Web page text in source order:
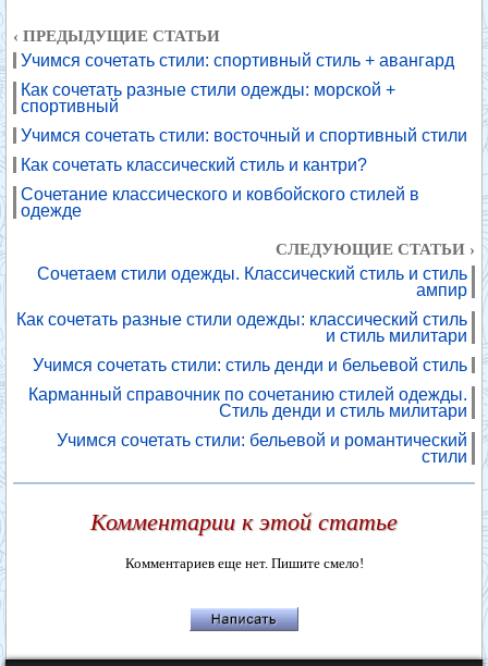
‹ ПРЕДЫДУЩИЕ СТАТЬИ
Учимся сочетать стили: спортивный стиль + авангард
Как сочетать разные стили одежды: морской +
спортивный
Учимся сочетать стили: восточный и спортивный стили
Как сочетать классический стиль и кантри?
Сочетание классического и ковбойского стилей в
одежде
СЛЕДУЮЩИЕ СТАТЬИ ›
Сочетаем стили одежды. Классический стиль и стиль
ампир
Как сочетать разные стили одежды: классический стиль
и стиль милитари
Учимся сочетать стили: стиль денди и бельевой стиль
Карманный справочник по сочетанию стилей одежды.
Стиль денди и стиль милитари
Учимся сочетать стили: бельевой и романтический
стили
Комментарии к этой статье
Комментариев еще нет. Пишите смело!